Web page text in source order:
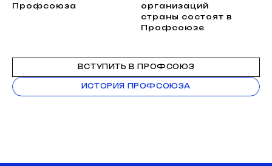
Профсоюза
организаций
страны состоят в
Профсоюзе
ВСТУПИТЬ В ПРОФСОЮЗ
ИСТОРИЯ ПРОФСОЮЗА